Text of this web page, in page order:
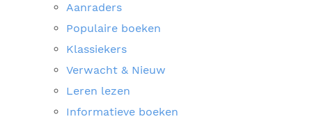
Aanraders
Populaire boeken
Klassiekers
Verwacht & Nieuw
Leren lezen
Informatieve boeken